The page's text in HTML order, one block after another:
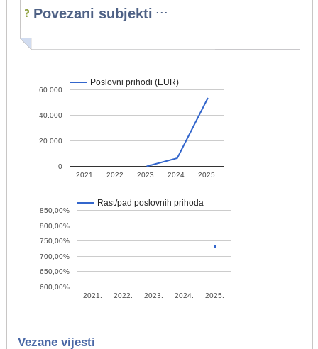
Povezani subjekti ...
Poslovni prihodi (EUR)
2021. 2022. 2023. 2024. 2025.
0
20.000
40.000
60.000
Rast/pad poslovnih prihoda
2021. 2022. 2023. 2024. 2025.
600,00%
650,00%
700,00%
750,00%
800,00%
850,00%
Vezane vijesti